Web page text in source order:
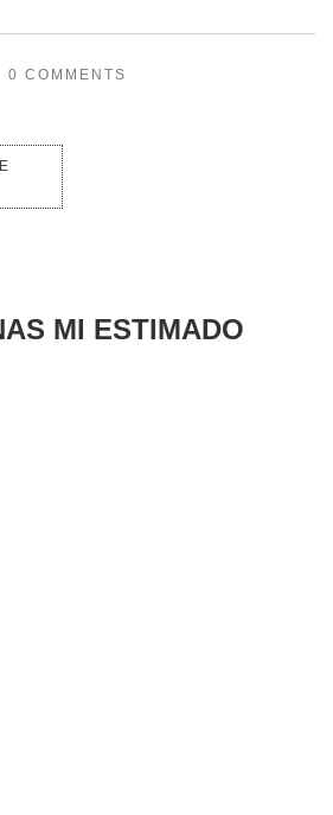
0 COMMENTS
MI ESTIMADO